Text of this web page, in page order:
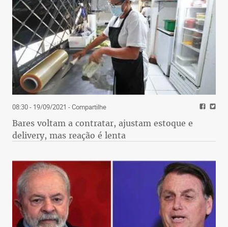
08:30 - 19/09/2021 - Compartilhe
Bares voltam a contratar, ajustam estoque e
delivery, mas reação é lenta